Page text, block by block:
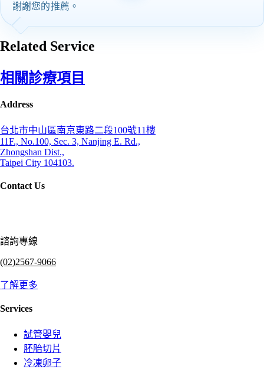
謝謝您的推薦。
Related Service
相關診療項目
Address
台北市中山區南京東路二段100號11樓
11F., No.100, Sec. 3, Nanjing E. Rd.,
Zhongshan Dist.,
Taipei City 104103.
Contact Us
諮詢專線
(02)2567-9066
了解更多
Services
試管嬰兒
胚胎切片
冷凍卵子